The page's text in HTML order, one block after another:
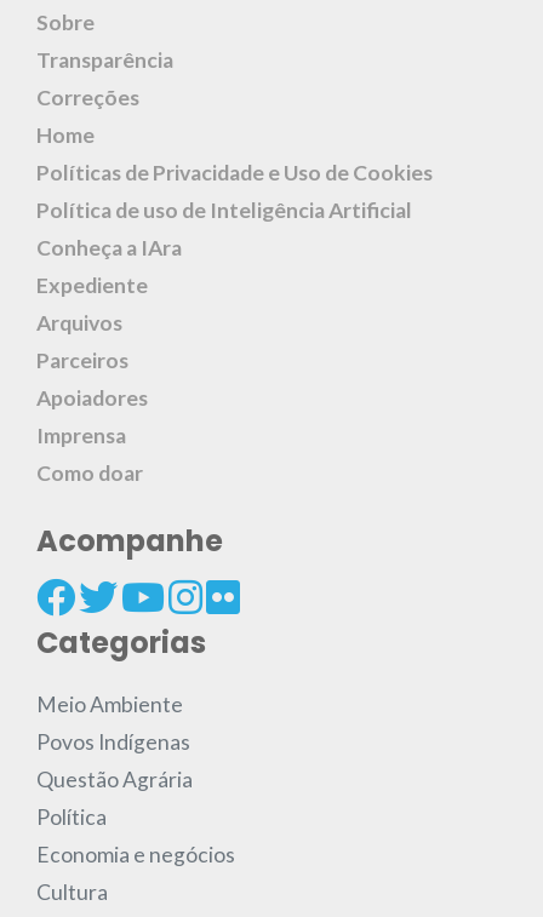
Sobre
Transparência
Correções
Home
Políticas de Privacidade e Uso de Cookies
Política de uso de Inteligência Artificial
Conheça a IAra
Expediente
Arquivos
Parceiros
Apoiadores
Imprensa
Como doar
Acompanhe
Categorias
Meio Ambiente
Povos Indígenas
Questão Agrária
Política
Economia e negócios
Cultura